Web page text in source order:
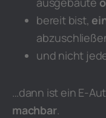
bereit bist,
und nicht
…dann ist ein E-
machbar.